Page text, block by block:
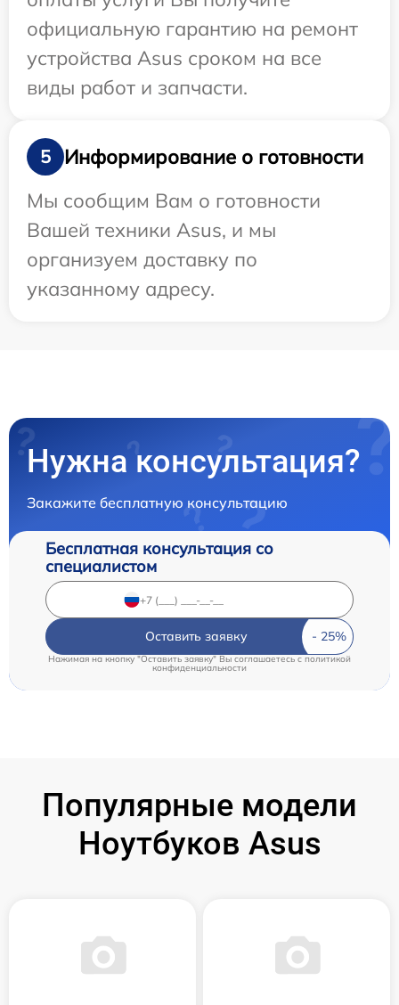
официальную гарантию на ремонт
устройства Asus сроком на все
виды работ и запчасти.
5
Информирование о готовности
Мы сообщим Вам о готовности
Вашей техники Asus, и мы
организуем доставку по
указанному адресу.
Нужна консультация?
Закажите бесплатную консультацию
Бесплатная консультация со
специалистом
Оставить заявку
Нажимая на кнопку "Оставить заявку" Вы соглашаетесь c политикой
конфиденциальности
Популярные модели
Ноутбуков Asus